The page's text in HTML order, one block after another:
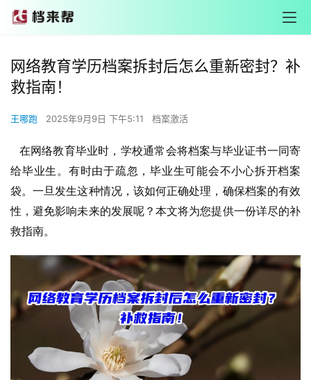
网络教育学历档案拆封后怎么重新密封？补
救指南！
王哪跑 2025年9月9日 下午5:11 档案激活
在网络教育毕业时，学校通常会将档案与毕业证书一同寄
给毕业生。有时由于疏忽，毕业生可能会不小心拆开档案
袋。一旦发生这种情况，该如何正确处理，确保档案的有效
性，避免影响未来的发展呢？本文将为您提供一份详尽的补
救指南。